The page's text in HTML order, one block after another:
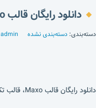
دانلود رایگان قالب Maxo، قالب تک صفحه‌ای مکسو
دسته‌بندی: دسته‌بندی نشده admin
دانلود رایگان قالب Maxo، قالب تک صفحه‌ای مکسو